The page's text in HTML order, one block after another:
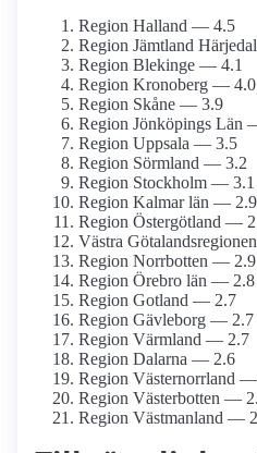
Region Halland — 4.5
Region Jämtland
Region Blekinge — 4.1
Region Kronoberg — 4.0
Region Skåne — 3.9
Region Jönköpings Län
Region Uppsala — 3.5
Region Sörmland — 3.2
Region Stockholm — 3.1
Region Kalmar län — 2.9
Region Östergötland —
Västra
Region Norrbotten — 2.9
Region Örebro län — 2.8
Region Gotland — 2.7
Region Gävleborg — 2.7
Region Värmland — 2.7
Region Dalarna — 2.6
Region Västernorrland
Region Västerbotten —
Region Västmanland —